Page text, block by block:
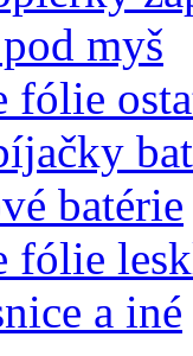
myš
fólie
batérie
fólie
a iné